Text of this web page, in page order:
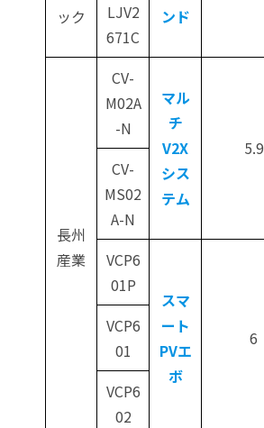
ック
ンド
LJV2
671C
長州
産業
CV-
M02A
-N
マル
チ
V2X
シス
テム
5.9
CV-
MS02
A-N
VCP6
01P
スマ
ート
PVエ
ボ
6
VCP6
01
VCP6
02